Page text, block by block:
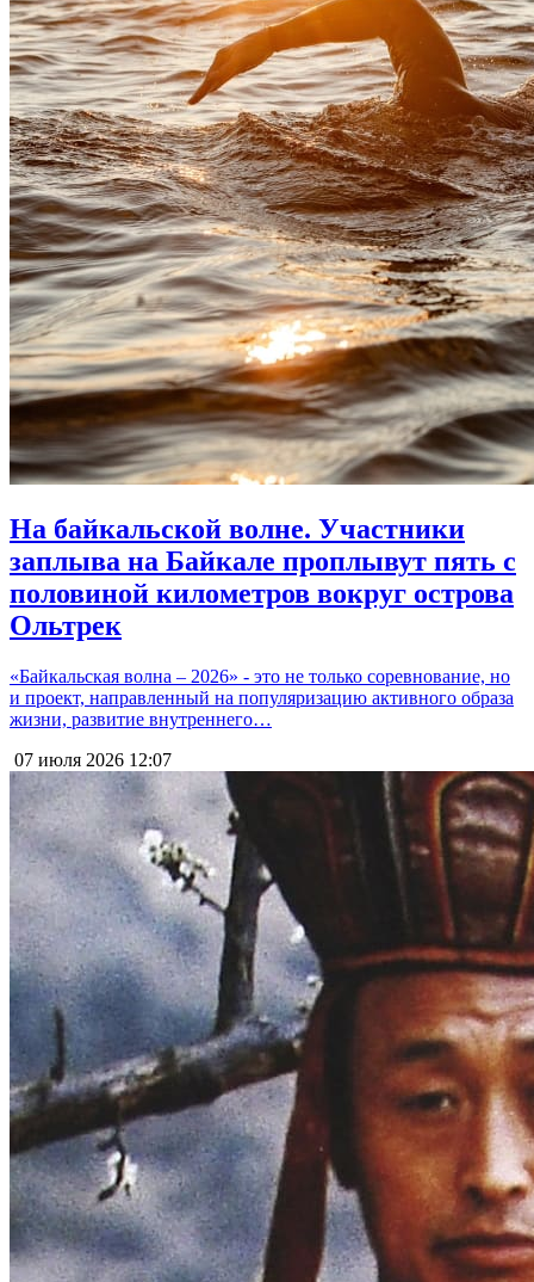
На байкальской волне. Участники
заплыва на Байкале проплывут пять с
половиной километров вокруг острова
Ольтрек
«Байкальская волна – 2026» - это не только соревнование, но
и проект, направленный на популяризацию активного образа
жизни, развитие внутреннего…
07 июля 2026 12:07